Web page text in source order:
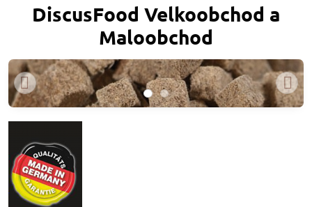
DiscusFood Velkoobchod a
Maloobchod